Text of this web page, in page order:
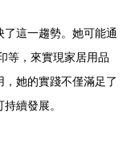
這一趨勢。她可能通
等，來實現家居用品
她的實踐不僅滿足了
續發展。